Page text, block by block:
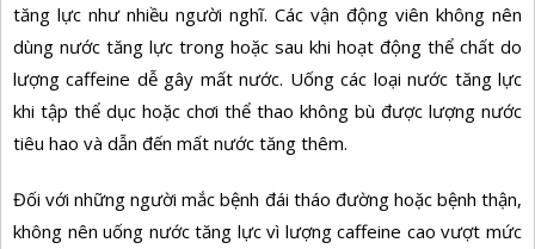
tăng lực như nhiều người nghĩ. Các vận động viên không nên
dùng nước tăng lực trong hoặc sau khi hoạt động thể chất do
lượng caffeine dễ gây mất nước. Uống các loại nước tăng lực
khi tập thể dục hoặc chơi thể thao không bù được lượng nước
tiêu hao và dẫn đến mất nước tăng thêm.
Đối với những người mắc bệnh đái tháo đường hoặc bệnh thận,
không nên uống nước tăng lực vì lượng caffeine cao vượt mức